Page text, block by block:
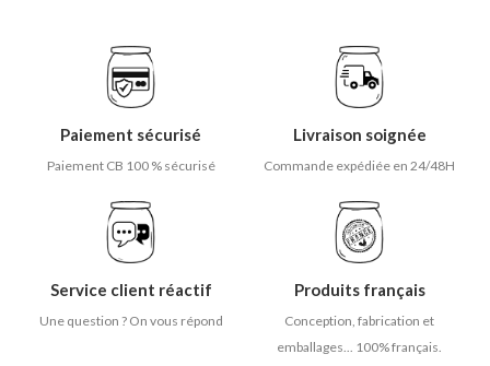
Paiement sécurisé
Paiement CB 100 % sécurisé
Livraison soignée
Commande expédiée en 24/48H
Service client réactif
Une question ? On vous répond
Produits français
Conception, fabrication et
emballages... 100% français.